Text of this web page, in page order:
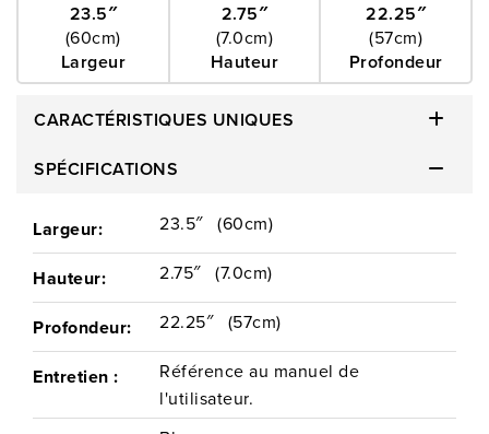
23.5″
(60cm)
Largeur
2.75″
(7.0cm)
Hauteur
22.25″
(57cm)
Profondeur
CARACTÉRISTIQUES UNIQUES
SPÉCIFICATIONS
Largeur: 23.5″(60cm)
Hauteur: 2.75″(7.0cm)
Profondeur: 22.25″(57cm)
Entretien :
Référence au manuel de
l'utilisateur.